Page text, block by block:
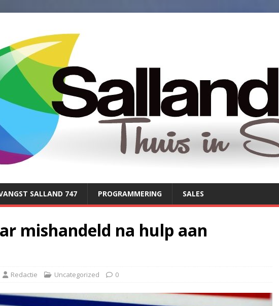
SALLAND 747 PROGRAMMERING SALES
mishandeld na hulp aan
Redactie Uncategorized 0